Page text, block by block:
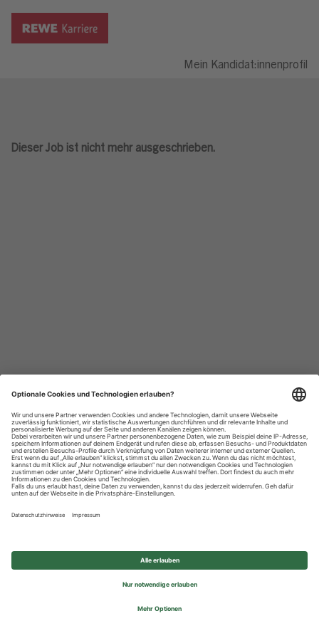
Mein Kandidat:innenprofil
Dieser Job ist nicht mehr ausgeschrieben.
Datenschutzhinweise
Impressum
Privatsphäre-Einstellungen
© 2026 REWE Group - All rights reserved